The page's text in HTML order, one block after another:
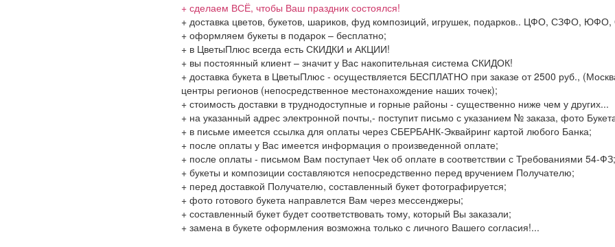
+ сделаем ВСЁ, чтобы Ваш праздник состоялся!
+ доставка цветов, букетов, шариков, фуд композиций, игрушек, подарков.. ЦФО, СЗФО,
+ оформляем букеты в подарок – бесплатно;
+ в ЦветыПлюс всегда есть СКИДКИ и АКЦИИ!
+ вы постоянный клиент – значит у Вас накопительная система СКИДОК!
+ доставка букета в ЦветыПлюс - осуществляется БЕСПЛАТНО при заказе от 2500 руб.,
центры регионов (непосредственное местонахождение наших точек);
+ стоимость доставки в труднодоступные и горные районы - существенно ниже чем у других...
+ на указанный адрес электронной почты,- поступит письмо с указанием № заказа, фото
+ в письме имеется ссылка для оплаты через СБЕРБАНК-Эквайринг картой любого Банка;
+ после оплаты у Вас имеется информация о произведенной оплате;
+ после оплаты - письмом Вам поступает Чек об оплате в соответствии с Требованиями 54-ФЗ;
+ букеты и композиции составляются непосредственно перед вручением Получателю;
+ перед доставкой Получателю, составленный букет фотографируется;
+ фото готового букета направлется Вам через мессенджеры;
+ составленный букет будет соответствовать тому, который Вы заказали;
+ замена в букете оформления возможна только с личного Вашего согласия!...